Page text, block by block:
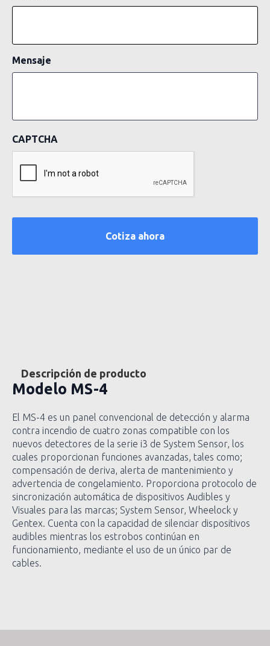
Mensaje
CAPTCHA
Descripción de producto
Modelo MS-4
El MS-4 es un panel convencional de detección y alarma
contra incendio de cuatro zonas compatible con los
nuevos detectores de la serie i3 de System Sensor, los
cuales proporcionan funciones avanzadas, tales como;
compensación de deriva, alerta de mantenimiento y
advertencia de congelamiento. Proporciona protocolo de
sincronización automática de dispositivos Audibles y
Visuales para las marcas; System Sensor, Wheelock y
Gentex. Cuenta con la capacidad de silenciar dispositivos
audibles mientras los estrobos continúan en
funcionamiento, mediante el uso de un único par de
cables.